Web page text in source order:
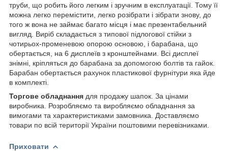
труби, що робить його легким і зручним в експлуатації. Тому її
можна легко перемістити, легко розібрати і зібрати знову, до
того ж вона не займає багато місця і має презентабельний
вигляд. Виріб складається з типової підлогової стійки з
чотирьох-променевою опорою основою, і барабана, що
обертається, на 6 дисплеїв з кронштейнами. Всі дисплеї
знімні, кріпляться до барабана за допомогою болтів та гайок.
Барабан обертається рахунок пластикової фурнітури яка йде
в комплекті.
Торгове обладнання для продажу шапок. За цінами
виробника. Розробляємо та виробляємо обладнання за
вимогами та характеристиками замовника. Доставляємо
товари по всій території України поштовими перевізниками.
Приховати